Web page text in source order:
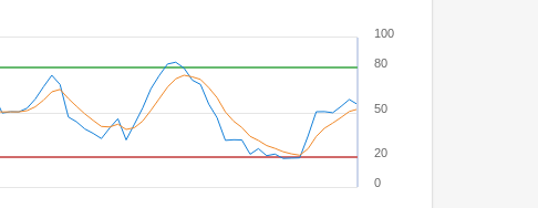
0
20
50
80
100